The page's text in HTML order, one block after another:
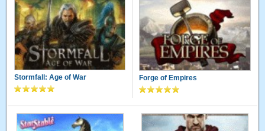
Stormfall: Age of War Forge of Empires